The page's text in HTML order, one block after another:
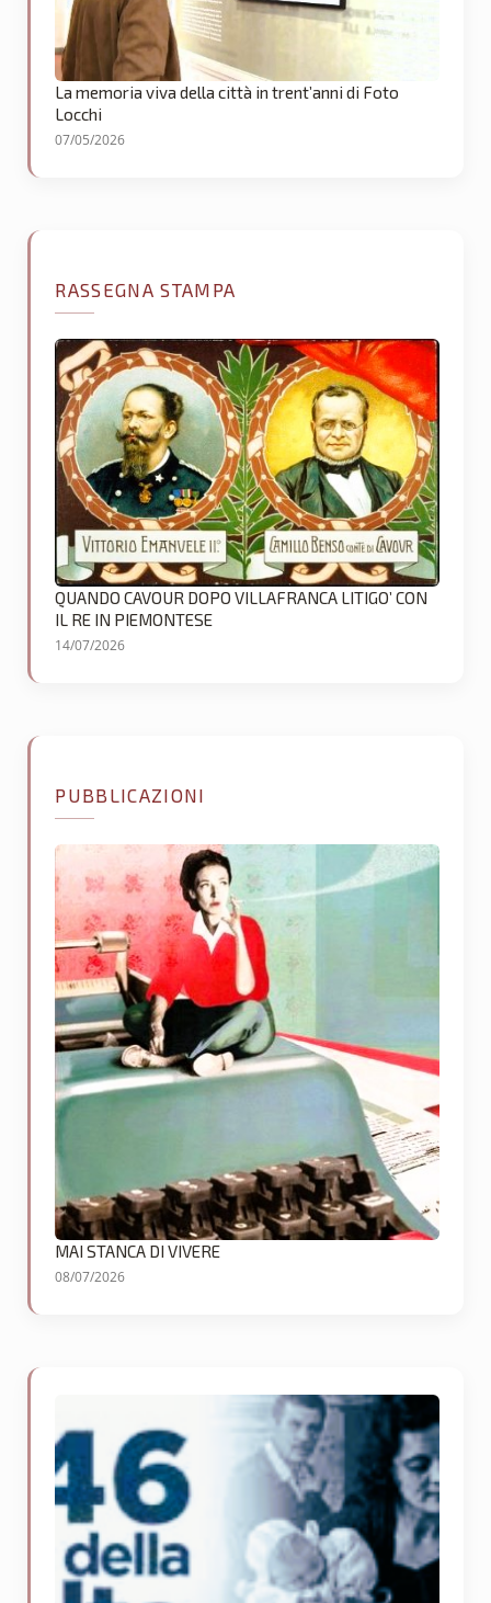
La memoria viva della città in trent’anni di Foto
Locchi
07/05/2026
RASSEGNA STAMPA
QUANDO CAVOUR DOPO VILLAFRANCA LITIGO’ CON
IL RE IN PIEMONTESE
14/07/2026
PUBBLICAZIONI
MAI STANCA DI VIVERE
08/07/2026